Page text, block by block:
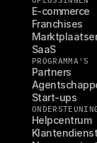
E-commerce
Franchises
SaaS
PROGRAMMA'S
Partners
Start-ups
Helpcentrum
Klantendienst